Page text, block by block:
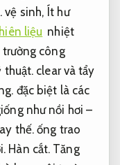
vệ sinh, Ít hư
liệu nhiệt
trường công
thuật. clear và tẩy
đặc biệt là các
như nồi hơi –
thế. ống trao
Hàn cắt. Tăng